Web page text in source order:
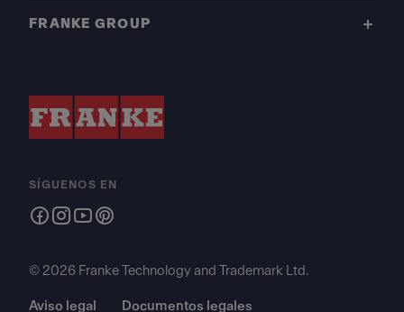
FRANKE GROUP
SÍGUENOS EN
© 2026 Franke Technology and Trademark Ltd.
Aviso legal Documentos legales